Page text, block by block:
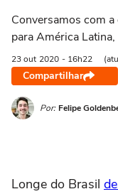
Conversamos com
para América
23 out 2020 - 16h22
Compartilhar
Por: Felipe
Longe do Brasil